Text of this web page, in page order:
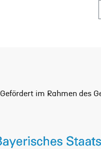
Gefördert im Rahmen des